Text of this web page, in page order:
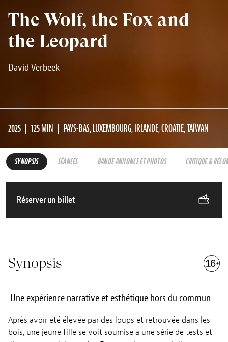
The Wolf, the Fox and
the Leopard
David Verbeek
2025 125 MIN PAYS-BAS, LUXEMBOURG, IRLANDE, CROATIE, TAÏWAN
SYNOPSIS SÉANCES BANDE ANNONCE ET PHOTOS CRITIQUE &
Réserver un billet
Synopsis
Une expérience narrative et esthétique hors du commun
Après avoir été élevée par des loups et retrouvée dans les
bois, une jeune fille se voit soumise à une série de tests et